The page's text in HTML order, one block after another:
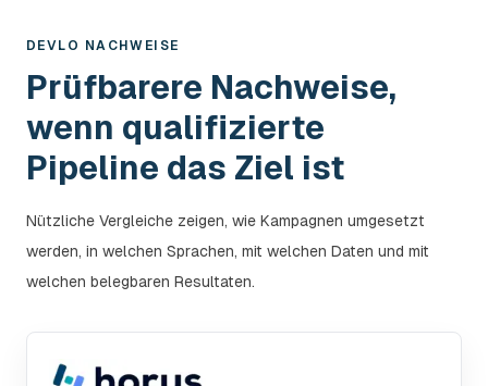
DEVLO NACHWEISE
Prüfbarere Nachweise,
wenn qualifizierte
Pipeline das Ziel ist
Nützliche Vergleiche zeigen, wie Kampagnen umgesetzt
werden, in welchen Sprachen, mit welchen Daten und mit
welchen belegbaren Resultaten.